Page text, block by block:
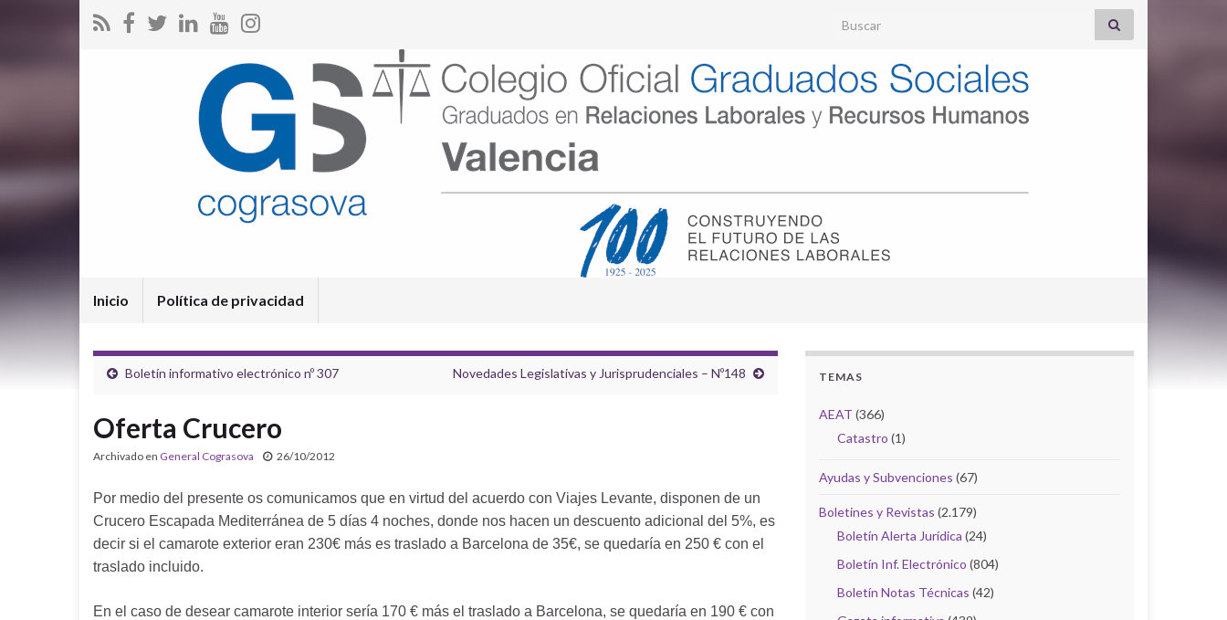
Search for:
Inicio Política de privacidad
Boletín informativo electrónico nº 307 Novedades Legislativas y Jurisprudenciales – Nº148
Oferta Crucero
Archivado en General Cograsova 26/10/2012
Por medio del presente os comunicamos que en virtud del acuerdo con Viajes Levante, disponen de un
Crucero Escapada Mediterránea de 5 días 4 noches, donde nos hacen un descuento adicional del 5%, es
decir si el camarote exterior eran 230€ más es traslado a Barcelona de 35€, se quedaría en 250 € con el
traslado incluido.
En el caso de desear camarote interior sería 170 € más el traslado a Barcelona, se quedaría en 190 € con
TEMAS
AEAT (366)
Catastro (1)
Ayudas y Subvenciones (67)
Boletines y Revistas (2.179)
Boletín Alerta Jurídica (24)
Boletín Inf. Electrónico (804)
Boletín Notas Técnicas (42)